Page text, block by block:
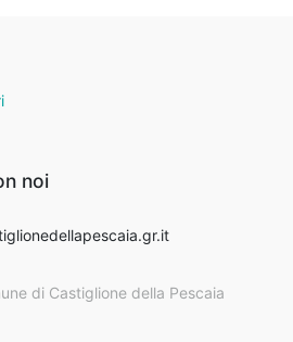
noi
di Castiglione della Pescaia